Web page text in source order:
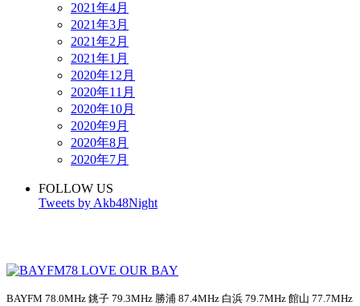
2021年4月
2021年3月
2021年2月
2021年1月
2020年12月
2020年11月
2020年10月
2020年9月
2020年8月
2020年7月
FOLLOW US
Tweets by Akb48Night
BAYFM 78.0MHz 銚子 79.3MHz 勝浦 87.4MHz 白浜 79.7MHz 館山 77.7MHz